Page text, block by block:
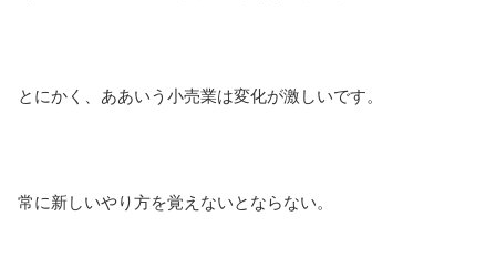
とにかく、ああいう小売業は変化が激しいです。
常に新しいやり方を覚えないとならない。